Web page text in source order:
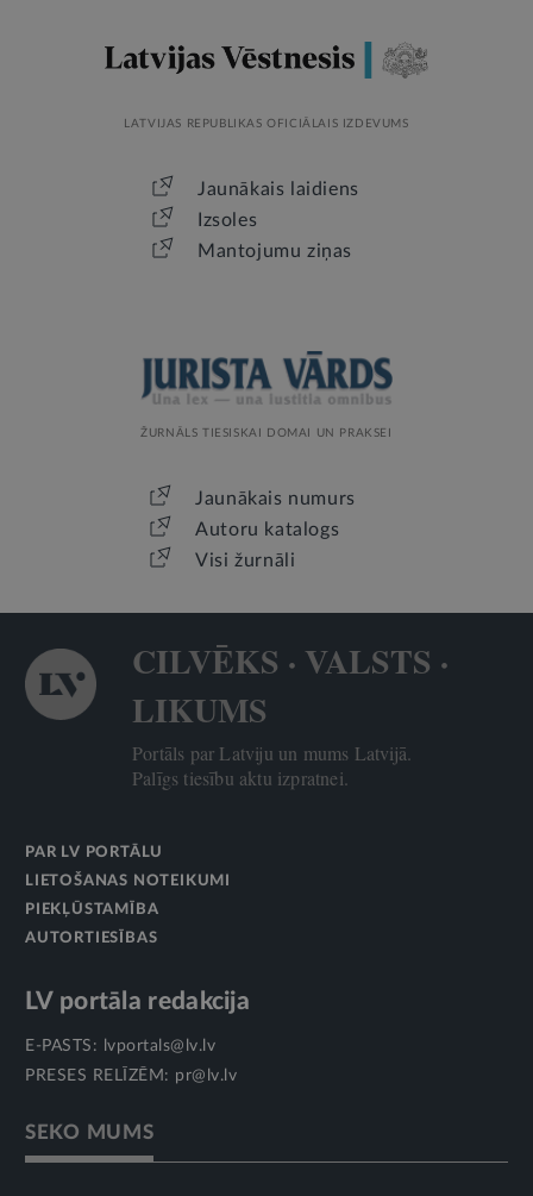
LATVIJAS REPUBLIKAS OFICIĀLAIS IZDEVUMS
Jaunākais laidiens
Izsoles
Mantojumu ziņas
ŽURNĀLS TIESISKAI DOMAI UN PRAKSEI
Jaunākais numurs
Autoru katalogs
Visi žurnāli
CILVĒKS · VALSTS ·
LIKUMS
Portāls par Latviju un mums Latvijā.
Palīgs tiesību aktu izpratnei.
PAR LV PORTĀLU
LIETOŠANAS NOTEIKUMI
PIEKĻŪSTAMĪBA
AUTORTIESĪBAS
LV portāla redakcija
E-PASTS:
lvportals@lv.lv
PRESES RELĪZĒM: pr@lv.lv
SEKO MUMS